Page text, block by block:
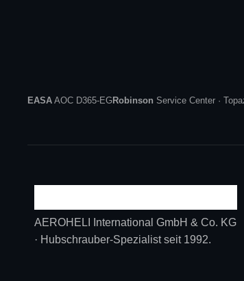
EASA AOC D365-EGRobinson Service Center ·
AEROHELI International GmbH & Co. KG
· Hubschrauber-Spezialist seit 1992.